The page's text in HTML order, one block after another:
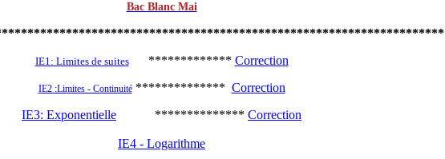
Bac Blanc Mai
IE1: Limites de suites************* Correction
IE2 :Limites - Continuité************** Correction
IE3: Exponentielle ************** Correction
IE4 - Logarithme